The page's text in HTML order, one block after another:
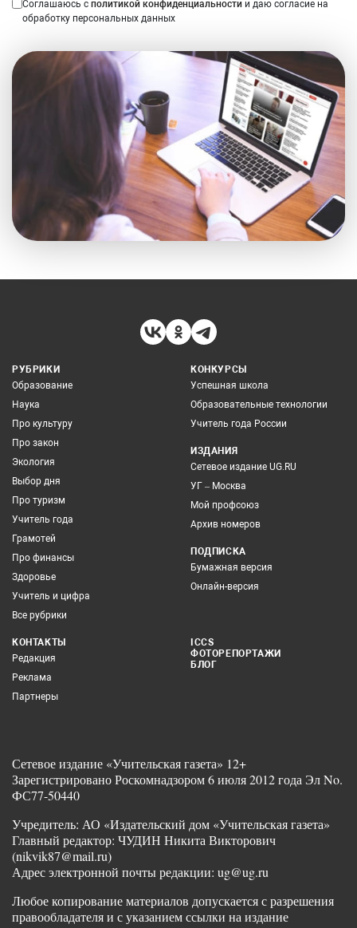
Соглашаюсь с политикой конфиденциальности и даю согласие на
обработку персональных данных
РУБРИКИ
Образование
Наука
Про культуру
Про закон
Экология
Выбор дня
Про туризм
Учитель года
Грамотей
Про финансы
Здоровье
Учитель и цифра
Все рубрики
КОНКУРСЫ
Успешная школа
Образовательные технологии
Учитель года России
ИЗДАНИЯ
Сетевое издание UG.RU
УГ – Москва
Мой профсоюз
Архив номеров
ПОДПИСКА
Бумажная версия
Онлайн-версия
КОНТАКТЫ
Редакция
Реклама
Партнеры
ICCS
ФОТОРЕПОРТАЖИ
БЛОГ
Сетевое издание «Учительская газета» 12+
Зарегистрировано Роскомнадзором 6 июля 2012 года Эл No.
ФС77-50440
Учредитель: АО «Издательский дом «Учительская газета»
Главный редактор: ЧУДИН Никита Викторович
(nikvik87@mail.ru)
Адрес электронной почты редакции: ug@ug.ru
Любое копирование материалов допускается с разрешения
правообладателя и с указанием ссылки на издание